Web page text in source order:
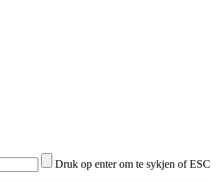
Druk op enter om te sykjen of ESC